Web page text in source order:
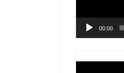
00:00